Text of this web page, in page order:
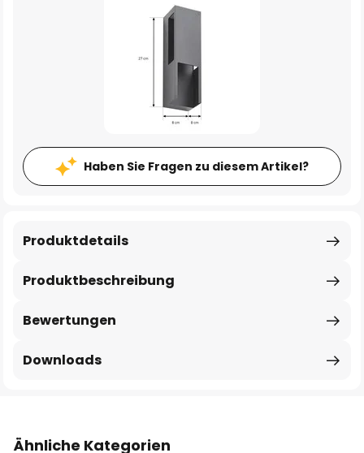
Haben Sie Fragen zu diesem Artikel?
Produktbeschreibung
Produktdetails
Bewertungen
Downloads
Ähnliche Kategorien